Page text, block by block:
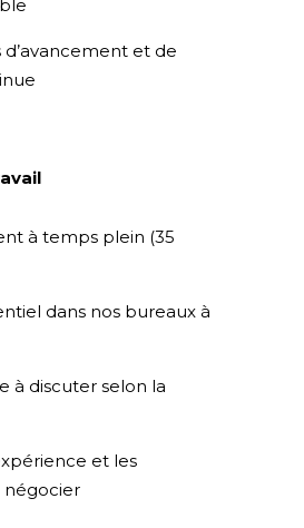
d’avancement et de
à temps plein (35
dans nos bureaux à
à discuter selon la
et les
négocier